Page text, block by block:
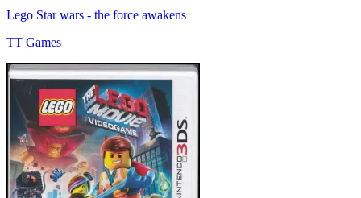
Lego Star wars - the force awakens
TT Games